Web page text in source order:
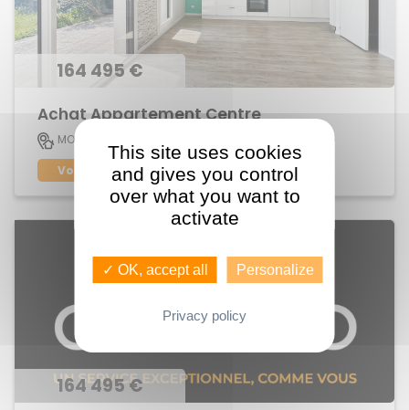
164 495 €
Achat Appartement Centre
MORDELLES
Voir le bien
164 495 €
This site uses cookies
and gives you control
over what you want to
activate
✓ OK, accept all Personalize
Privacy policy